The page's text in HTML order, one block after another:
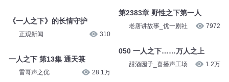
《一人之下》的长情守护
正观新闻 310
一人之下 第13集 通天箓
雷哥声之优 28.1万
第2383章 野性之下第一人
老唐讲故事_优一剧社 7972
050 一人之下……万人之上
甜酒园子_喜播声工场 1.2万